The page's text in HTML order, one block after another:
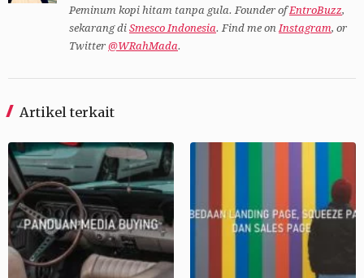
Peminum kopi hitam tanpa gula. Founder ofEntroBuzz,
sekarang di Smesco Indonesia. Find me on Instagram, or
Twitter @WRahMada.
Artikel terkait